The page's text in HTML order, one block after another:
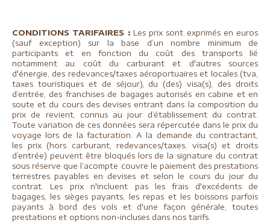
CONDITIONS TARIFAIRES :Les prix sont exprimés en euros
(sauf exception) sur la base d’un nombre minimum de
participants et en fonction du coût des transports lié
notamment au coût du carburant et d'autres sources
d'énergie, des redevances/taxes aéroportuaires et locales (tva,
taxes touristiques et de séjour), du (des) visa(s), des droits
d’entrée, des franchises de bagages autorisés en cabine et en
soute et du cours des devises entrant dans la composition du
prix de revient, connus au jour d’établissement du contrat.
Toute variation de ces données sera répercutée dans le prix du
voyage lors de la facturation. A la demande du contractant,
les prix (hors carburant, redevances/taxes, visa(s) et droits
d’entrée) peuvent être bloqués lors de la signature du contrat
sous réserve que l’acompte couvre le paiement des prestations
terrestres payables en devises et selon le cours du jour du
contrat. Les prix n'incluent pas les frais d'excédents de
bagages, les sièges payants, les repas et les boissons parfois
payants à bord des vols et d'une façon générale, toutes
prestations et options non-incluses dans nos tarifs.